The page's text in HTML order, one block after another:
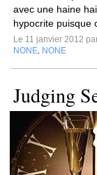
avec une haine
hypocrite puisque
Le 11 janvier 2012
NONE NONE
Judging